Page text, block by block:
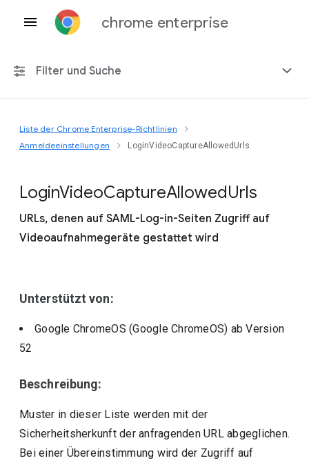
chrome enterprise
Filter und Suche
Alle Plattformen
Einschließlich eingestellter Richtlinien
Liste der Chrome Enterprise-Richtlinien
Anmeldeeinstellungen
LoginVideoCaptureAllowedUrls
LoginVideoCaptureAllowedUrls
URLs, denen auf SAML-Log-in-Seiten Zugriff auf
Videoaufnahmegeräte gestattet wird
Unterstützt von:
Google ChromeOS (Google ChromeOS) ab Version
52
Beschreibung:
Muster in dieser Liste werden mit der
Sicherheitsherkunft der anfragenden URL abgeglichen.
Bei einer Übereinstimmung wird der Zugriff auf